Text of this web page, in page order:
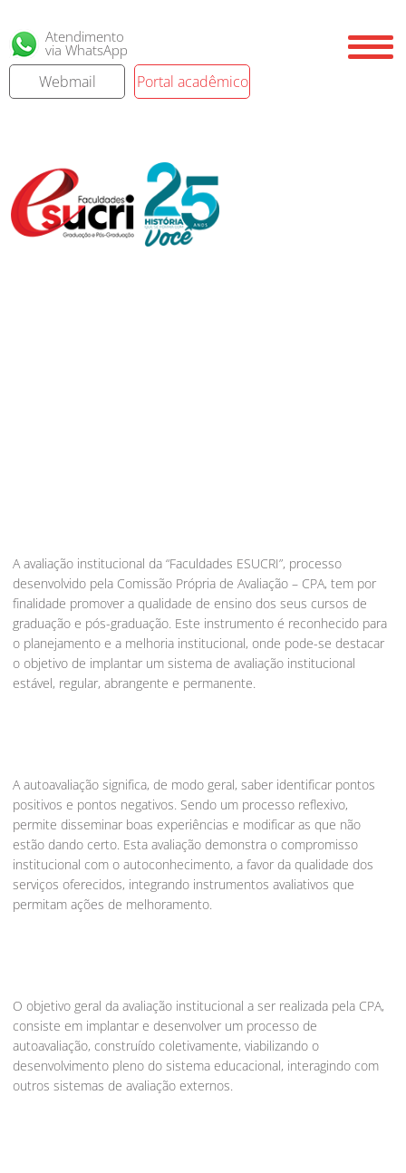
Atendimento
via WhatsApp
Webmail Portal acadêmico
A avaliação institucional da “Faculdades ESUCRI”, processo
desenvolvido pela Comissão Própria de Avaliação – CPA, tem por
finalidade promover a qualidade de ensino dos seus cursos de
graduação e pós-graduação. Este instrumento é reconhecido para
o planejamento e a melhoria institucional, onde pode-se destacar
o objetivo de implantar um sistema de avaliação institucional
estável, regular, abrangente e permanente.
A autoavaliação significa, de modo geral, saber identificar pontos
positivos e pontos negativos. Sendo um processo reflexivo,
permite disseminar boas experiências e modificar as que não
estão dando certo. Esta avaliação demonstra o compromisso
institucional com o autoconhecimento, a favor da qualidade dos
serviços oferecidos, integrando instrumentos avaliativos que
permitam ações de melhoramento.
O objetivo geral da avaliação institucional a ser realizada pela CPA,
consiste em implantar e desenvolver um processo de
autoavaliação, construído coletivamente, viabilizando o
desenvolvimento pleno do sistema educacional, interagindo com
outros sistemas de avaliação externos.